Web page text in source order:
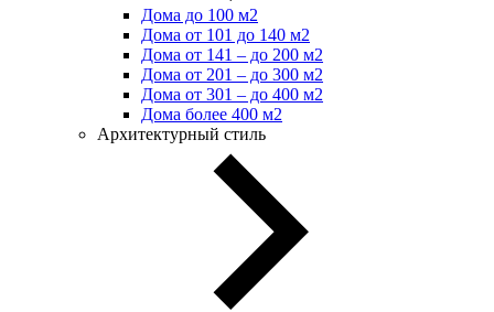
Дома до 100 м2
Дома от 101 до 140 м2
Дома от 141 – до 200 м2
Дома от 201 – до 300 м2
Дома от 301 – до 400 м2
Дома более 400 м2
Архитектурный стиль